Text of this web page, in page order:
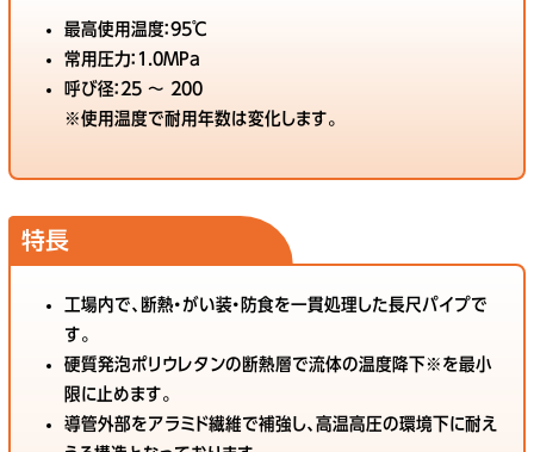
最高使用温度：95℃
常用圧力：1.0MPa
呼び径：25 〜 200
※使用温度で耐用年数は変化します。
特長
工場内で、断熱・がい装・防食を一貫処理した長尺パイプで
す。
硬質発泡ポリウレタンの断熱層で流体の温度降下※を最小
限に止めます。
導管外部をアラミド繊維で補強し、高温高圧の環境下に耐え